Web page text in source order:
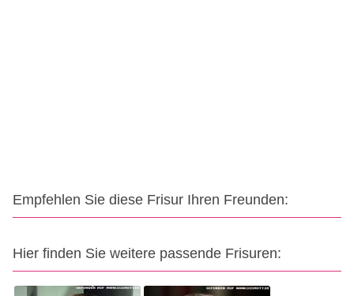
Empfehlen Sie diese Frisur Ihren Freunden:
Hier finden Sie weitere passende Frisuren: